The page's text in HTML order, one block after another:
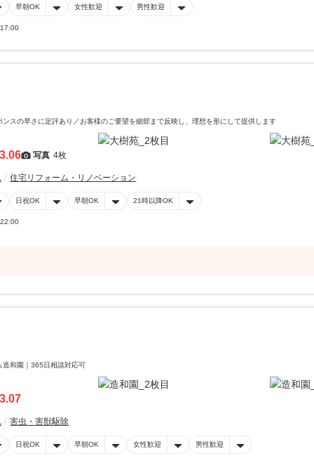
早朝OK 女性歓迎 男性歓迎
スの早さに定評あり／お客様のご要望を細部まで反映し、理想を形にして提供します
3.06 写真 4枚
住宅リフォーム・リノベーション
日祝OK 早朝OK 21時以降OK
造和園｜365日相談対応可
3.07
害虫・害獣駆除
日祝OK 早朝OK 女性歓迎 男性歓迎